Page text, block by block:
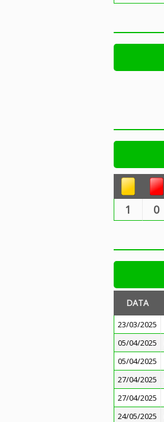
1 0
DATA
23/03/2025
05/04/2025
05/04/2025
27/04/2025
27/04/2025
24/05/2025